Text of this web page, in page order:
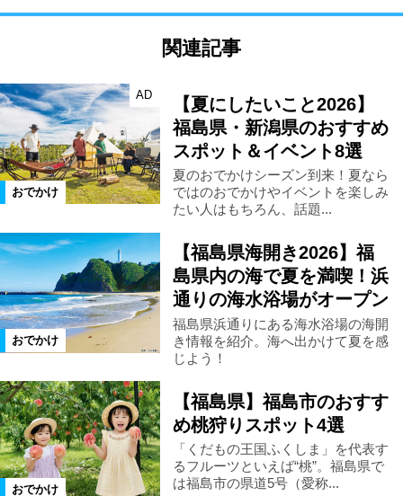
関連記事
おでかけ
AD
【夏にしたいこと2026】
福島県・新潟県のおすすめ
スポット＆イベント8選
夏のおでかけシーズン到来！夏なら
ではのおでかけやイベントを楽しみ
たい人はもちろん、話題...
おでかけ
【福島県海開き2026】福
島県内の海で夏を満喫！浜
通りの海水浴場がオープン
福島県浜通りにある海水浴場の海開
き情報を紹介。海へ出かけて夏を感
じよう！
おでかけ
【福島県】福島市のおすす
め桃狩りスポット4選
「くだもの王国ふくしま」を代表す
るフルーツといえば“桃”。福島県で
は福島市の県道5号（愛称...